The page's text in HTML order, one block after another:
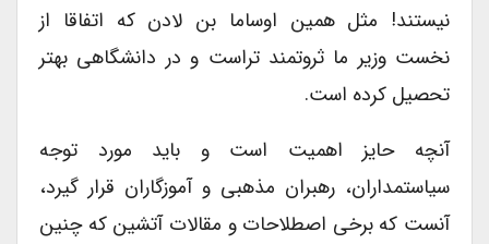
نیستند! مثل همین اوساما بن لادن که اتفاقا از
نخست وزیر ما ثروتمند تراست و در دانشگاهی بهتر
تحصیل کرده است.
آنچه حایز اهمیت است و باید مورد توجه
سیاستمداران، رهبران مذهبی و آموزگاران قرار گیرد،
آنست که برخی اصطلاحات و مقالات آتشین که چنین